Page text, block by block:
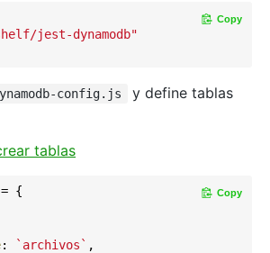
jest-dynamodb"
Copy
config.js
y define tablas
tablas
{
: `archivos` ,
Copy